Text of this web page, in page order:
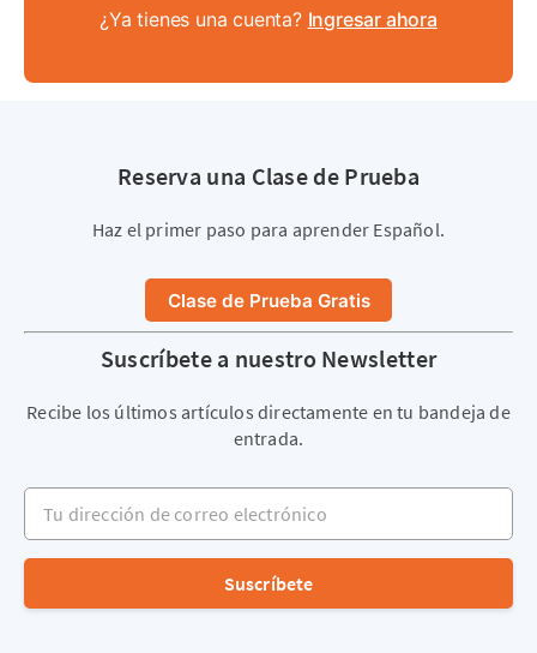
¿Ya tienes una cuenta? Ingresar ahora
Reserva una Clase de Prueba
Haz el primer paso para aprender Español.
Clase de Prueba Gratis
Suscríbete a nuestro Newsletter
Recibe los últimos artículos directamente en tu bandeja de
entrada.
Tu dirección de correo electrónico
Suscríbete